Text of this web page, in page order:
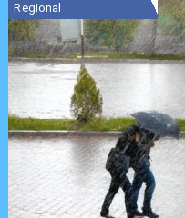
Regional